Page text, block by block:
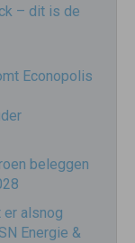
– dit is de
Econopolis
beleggen
er alsnog
Energie &